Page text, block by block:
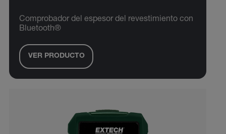
Comprobador del espesor del revestimiento con
Bluetooth®
VER PRODUCTO